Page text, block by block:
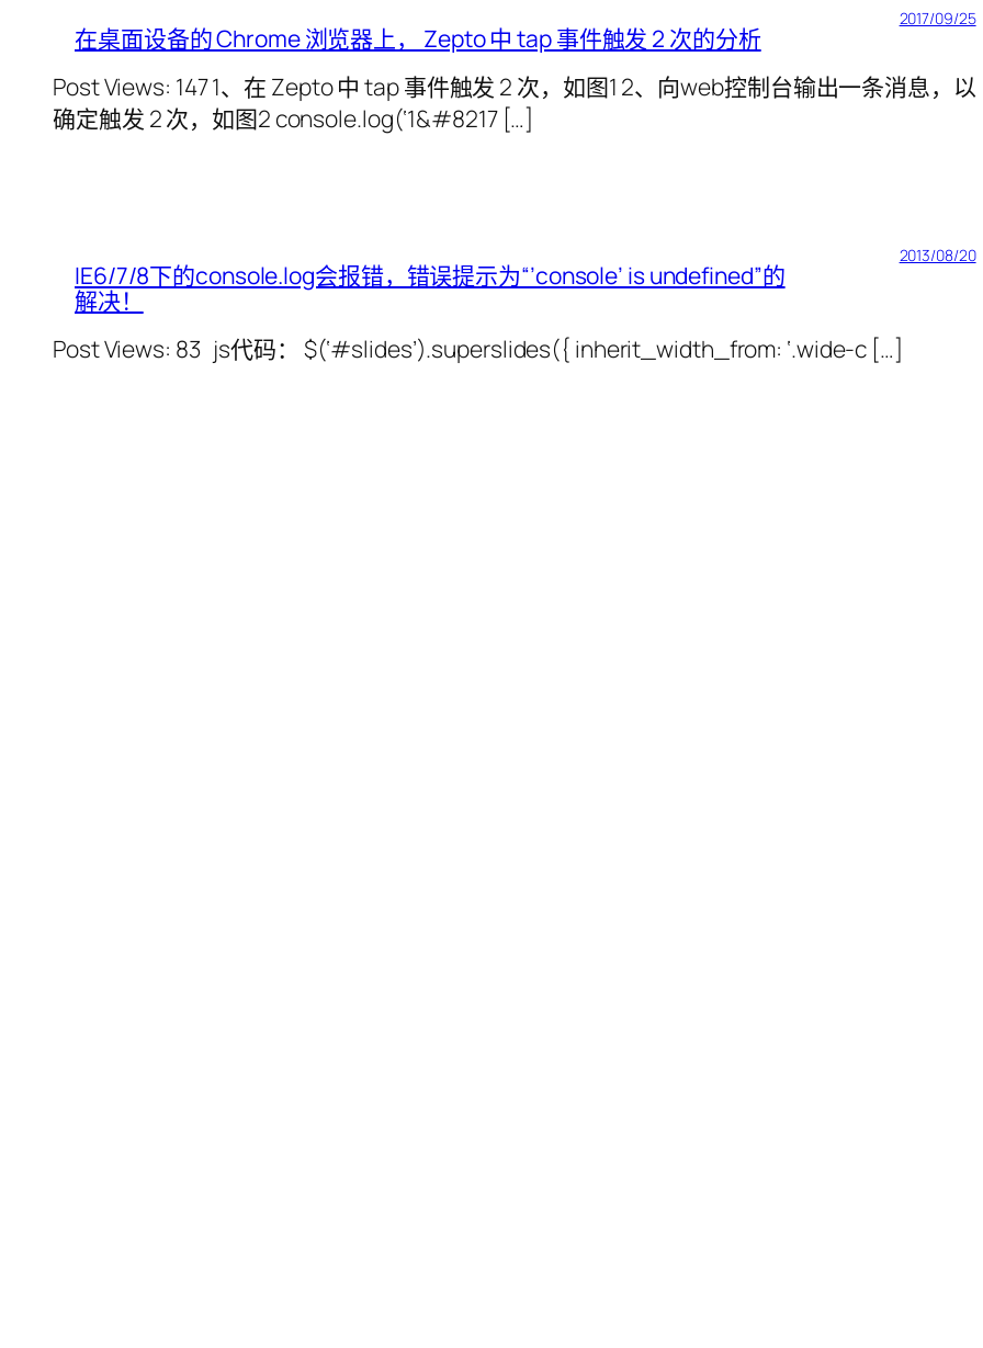
在桌面设备的 Chrome 浏览器上， Zepto 中 tap 事件触发 2 次的分析
2017/09/25
Post Views: 147 1、在 Zepto 中 tap 事件触发 2 次，如图1 2、向web控制台输出一条消息，以
确定触发 2 次，如图2 console.log(‘1&#8217 […]
IE6/7/8下的console.log会报错，错误提示为“’console’ is undefined”的
解决！
2013/08/20
Post Views: 83 js代码： $(‘#slides’).superslides({ inherit_width_from: ‘.wide-c […]